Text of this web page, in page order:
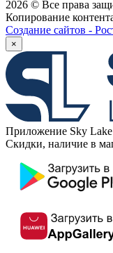
2026 © Все права
Копирование
Создание сайтов -
×
Приложение Sky Lake
Скидки, наличие в